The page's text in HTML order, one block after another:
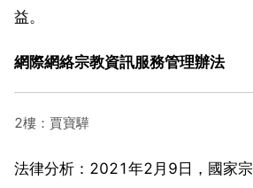
益。
網際網絡宗教資訊服務管理辦法
2樓：賈寶驊
法律分析：2021年2月9日，國家